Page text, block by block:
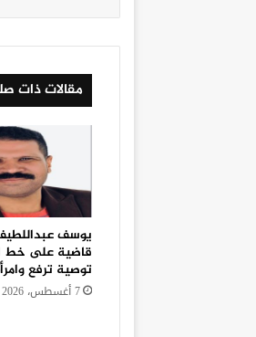
مقالات ذات
يوسف
قاضية على خط
توصية ترفع
7 أغسطس، 2026